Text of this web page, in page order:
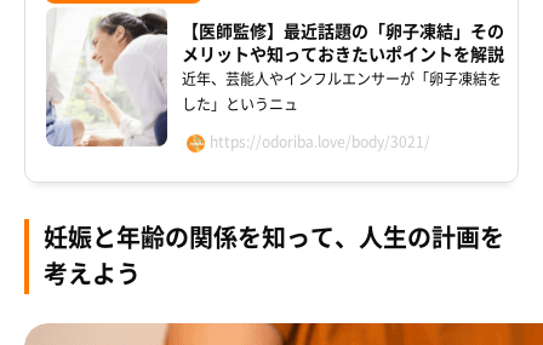
【医師監修】最近話題の「卵子凍結」その
メリットや知っておきたいポイントを解説
近年、芸能人やインフルエンサーが「卵子凍結を
した」というニュ
https://odoriba.love/body/3021/
妊娠と年齢の関係を知って、人生の計画を
考えよう